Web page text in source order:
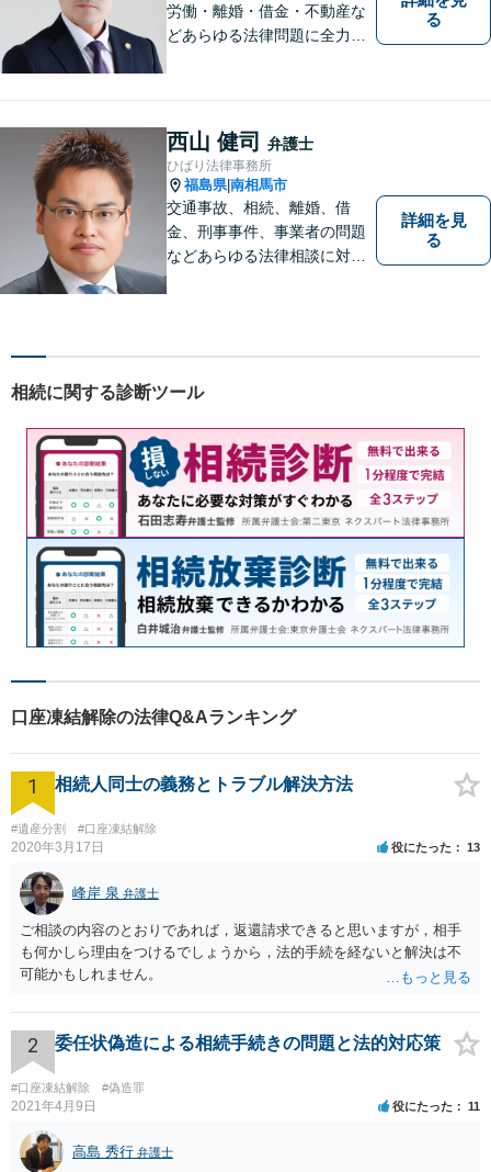
労働・離婚・借金・不動産な
どあらゆる法律問題に全力を
くことを最も重視ししていま
す。お困りの方はまずはご相
談ください。
る
西山 健司 弁護士
ひばり法律事務所
福島県|南相馬市
交通事故、相続、離婚、借
金、刑事事件、事業者の問題
などあらゆる法律相談に対応
ごとがありましたら、まずは
詳細を見
る
相続に関する診断ツール
口座凍結解除の法律Q&Aランキング
1 相続人同士の義務とトラブル解決方法
#遺産分割 #口座凍結解除
2020年3月17日 役にたった 13
峰岸 泉 弁護士
ご相談の内容のとおりであれば，返還請求できると思いますが，相手
も何かしら理由をつけるでしょうから，法的手続を経ないと解決は不
可能かもしれません。
2 委任状偽造による相続手続きの問題と法的対応策
#口座凍結解除 #偽造罪
2021年4月9日 役にたった 11
高島 秀行 弁護士